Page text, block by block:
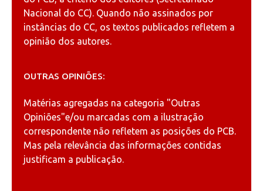
Nacional do CC). Quando não assinados por
instâncias do CC, os textos publicados refletem a
opinião dos autores.
OUTRAS OPINIÕES:
Matérias agregadas na categoria "Outras
Opiniões"e/ou marcadas com a ilustração
correspondente não refletem as posições do PCB.
Mas pela relevância das informações contidas
justificam a publicação.